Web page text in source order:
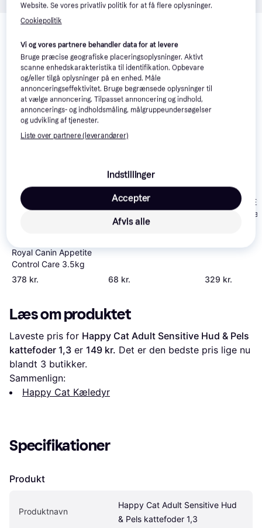
Relaterede produkter
Se vores forslag til andre produkter, der matcher dine
interesser.
Vis alle
Trender
Royal Canin Appetite
Control Care 3.5kg
378 kr.
collection in Gravy
12x85g
68 kr.
Trender
Royal Canin
Diet Dental
329 kr.
Læs om produktet
Laveste pris for Happy Cat Adult Sensitive Hud & Pels
kattefoder 1,3 er 149 kr. Det er den bedste pris lige nu
blandt 3 butikker.
Sammenlign:
Happy Cat Kæledyr
Specifikationer
Produkt
Produktnavn
Happy Cat Adult Sensitive Hud
& Pels kattefoder 1,3
Website. Se vores privatliv politik for at få flere oplysninger.
Cookiepolitik
Vi og vores partnere behandler data for at levere
Bruge præcise geografiske placeringsoplysninger. Aktivt
scanne enhedskarakteristika til identifikation. Opbevare
og/eller tilgå oplysninger på en enhed. Måle
annonceringseffektivitet. Bruge begrænsede oplysninger til
at vælge annoncering. Tilpasset annoncering og indhold,
annoncerings- og indholdsmåling, målgruppeundersøgelser
og udvikling af tjenester.
Liste over partnere (leverandører)
Indstillinger
Afvis alle
Accepter